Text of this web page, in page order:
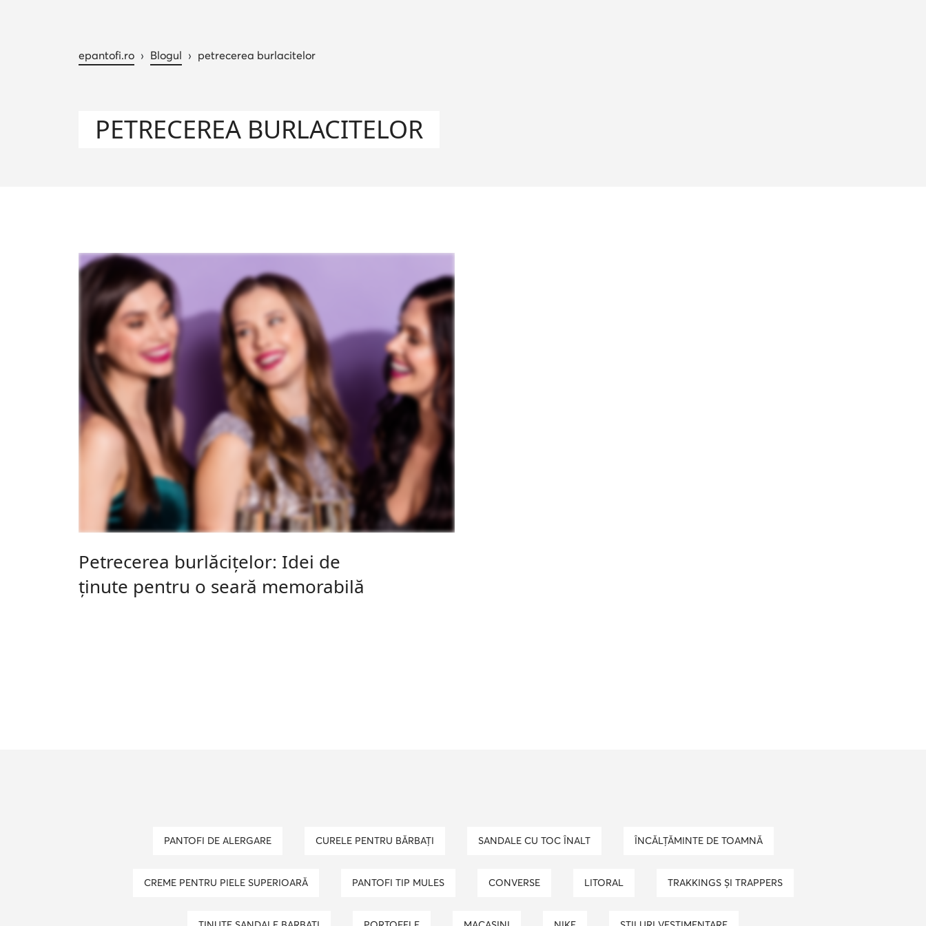
epantofi.ro › Blogul › petrecerea burlacitelor
PETRECEREA BURLACITELOR
Petrecerea burlăcițelor: Idei de
ținute pentru o seară memorabilă
PANTOFI DE ALERGARE CURELE PENTRU BĂRBAȚI SANDALE CU TOC ÎNALT ÎNCĂLȚĂMINTE DE TOAMNĂ
CREME PENTRU PIELE SUPERIOARĂ PANTOFI TIP MULES CONVERSE LITORAL TRAKKINGS ȘI TRAPPERS